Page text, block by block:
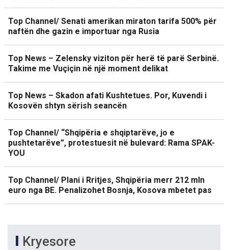
Top Channel/ Senati amerikan miraton tarifa 500% për
naftën dhe gazin e importuar nga Rusia
Top News – Zelensky viziton për herë të parë Serbinë.
Takime me Vuçiçin në një moment delikat
Top News – Skadon afati Kushtetues. Por, Kuvendi i
Kosovën shtyn sërish seancën
Top Channel/ “Shqipëria e shqiptarëve, jo e
pushtetarëve”, protestuesit në bulevard: Rama SPAK-
YOU
Top Channel/ Plani i Rritjes, Shqipëria merr 212 mln
euro nga BE. Penalizohet Bosnja, Kosova mbetet pas
Kryesore